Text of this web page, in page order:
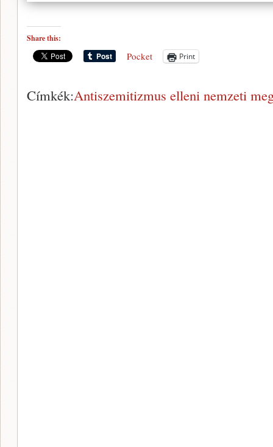
Share this:
Pocket Print
Címkék:Antiszemitizmus elleni nemzeti